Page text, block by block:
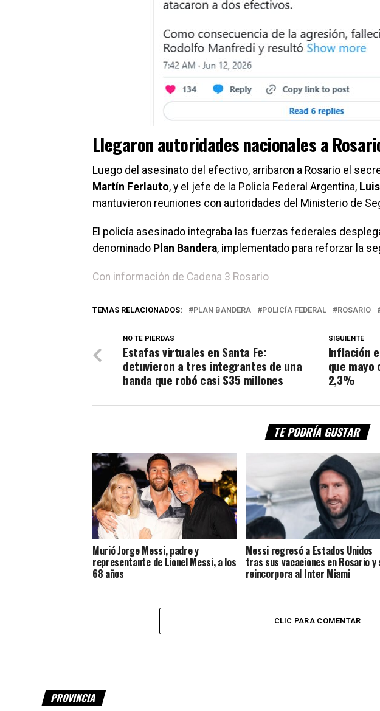
Llegaron autoridades nacionales a
Luego del asesinato del efectivo, arribaron a Rosario el
Martín Ferlauto, y el jefe de la Policía Federal Argentina,
mantuvieron reuniones con autoridades del Ministerio de
El policía asesinado integraba las fuerzas federales
denominado Plan Bandera, implementado para reforzar la
Con información de Cadena 3 Rosario
TEMAS RELACIONADOS: PLAN BANDERA POLICÍA FEDERAL ROSARIO
SIGUIENTE
Inflación
que mayo
2,3%
NO TE PIERDAS
Estafas virtuales en Santa Fe:
detuvieron a tres integrantes de una
banda que robó casi $35 millones
TE PODRÍA GUSTAR
Murió Jorge Messi, padre y
representante de Lionel Messi, a los
68 años
Messi regresó a Estados Unidos
tras sus vacaciones en Rosario y
reincorpora al Inter Miami
CLIC PARA COMENTAR
PROVINCIA